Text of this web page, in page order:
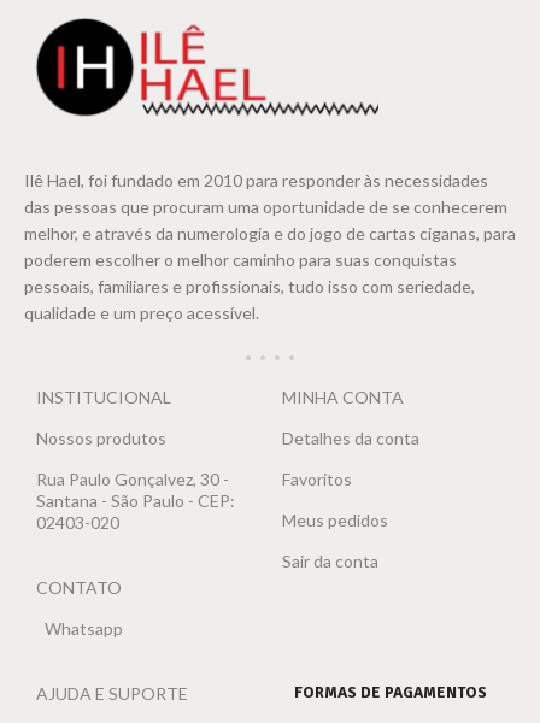
Ilê Hael, foi fundado em 2010 para responder às necessidades
das pessoas que procuram uma oportunidade de se conhecerem
melhor, e através da numerologia e do jogo de cartas ciganas, para
poderem escolher o melhor caminho para suas conquistas
pessoais, familiares e profissionais, tudo isso com seriedade,
qualidade e um preço acessível.
INSTITUCIONAL
Nossos produtos
Rua Paulo Gonçalvez, 30 -
Santana - São Paulo - CEP:
02403-020
CONTATO
Whatsapp
MINHA CONTA
Detalhes da conta
Favoritos
Meus pedidos
Sair da conta
AJUDA E SUPORTE FORMAS DE PAGAMENTOS